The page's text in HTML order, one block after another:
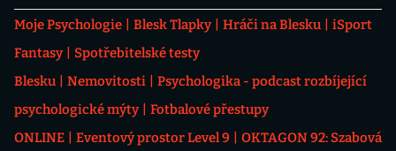
Moje Psychologie Blesk Tlapky Hráči na Blesku
iSport
Fantasy
Spotřebitelské testy
Blesku
Nemovitosti
Psychologika - podcast rozbíjející
psychologické mýty
Fotbalové přestupy
ONLINE
Eventový prostor Level 9
OKTAGON 92: Szabová